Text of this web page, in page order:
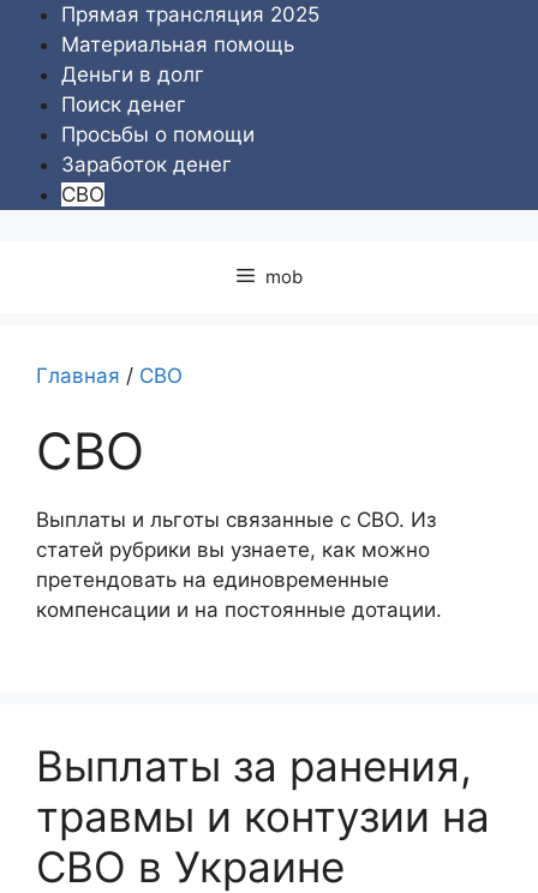
Перейти
содержимому
Прямая трансляция 2025
Материальная помощь
Деньги в долг
Поиск денег
Просьбы о помощи
Заработок денег
СВО
mob
Главная / СВО
СВО
Выплаты и льготы связанные с СВО. Из
статей рубрики вы узнаете, как можно
претендовать на единовременные
компенсации и на постоянные дотации.
Выплаты за ранения,
травмы и контузии на
СВО в Украине